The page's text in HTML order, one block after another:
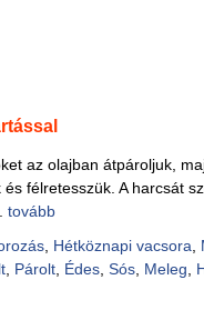
az olajban átpároljuk,
félretesszük. A harcsát
tovább
, Hétköznapi vacsora
, Párolt, Édes, Sós, Meleg